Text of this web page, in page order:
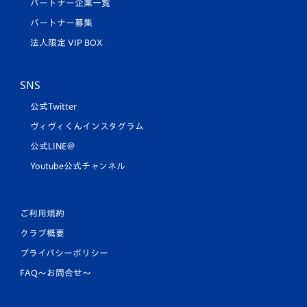
パートナー企業一覧
パートナー募集
法人限定 VIP BOX
SNS
公式Twitter
ヴィヴィくんインスタグラム
公式LINE＠
Youtube公式チャンネル
ご利用規約
クラブ概要
プライバシーポリシー
FAQ〜お問合せ〜